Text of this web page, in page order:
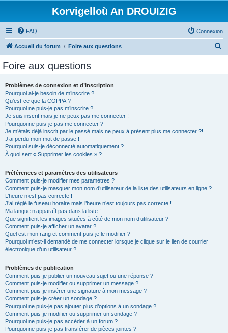
Korvigelloù An DROUIZIG
FAQ Connexion
Accueil du forum Foire aux questions
Foire aux questions
Problèmes de connexion et d’inscription
Pourquoi ai-je besoin de m’inscrire ?
Qu’est-ce que la COPPA ?
Pourquoi ne puis-je pas m’inscrire ?
Je suis inscrit mais je ne peux pas me connecter !
Pourquoi ne puis-je pas me connecter ?
Je m’étais déjà inscrit par le passé mais ne peux à présent plus me connecter ?!
J’ai perdu mon mot de passe !
Pourquoi suis-je déconnecté automatiquement ?
À quoi sert « Supprimer les cookies » ?
Préférences et paramètres des utilisateurs
Comment puis-je modifier mes paramètres ?
Comment puis-je masquer mon nom d’utilisateur de la liste des utilisateurs en ligne ?
L’heure n’est pas correcte !
J’ai réglé le fuseau horaire mais l’heure n’est toujours pas correcte !
Ma langue n’apparaît pas dans la liste !
Que signifient les images situées à côté de mon nom d’utilisateur ?
Comment puis-je afficher un avatar ?
Quel est mon rang et comment puis-je le modifier ?
Pourquoi m’est-il demandé de me connecter lorsque je clique sur le lien de courrier
électronique d’un utilisateur ?
Problèmes de publication
Comment puis-je publier un nouveau sujet ou une réponse ?
Comment puis-je modifier ou supprimer un message ?
Comment puis-je insérer une signature à mon message ?
Comment puis-je créer un sondage ?
Pourquoi ne puis-je pas ajouter plus d’options à un sondage ?
Comment puis-je modifier ou supprimer un sondage ?
Pourquoi ne puis-je pas accéder à un forum ?
Pourquoi ne puis-je pas transférer de pièces jointes ?